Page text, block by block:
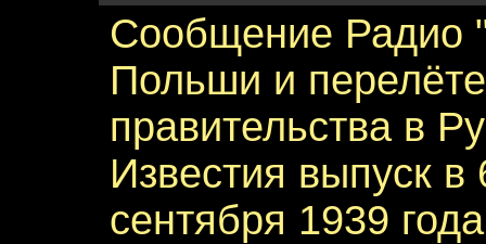
Сообщение Радио
Польши и
правительства в
Известия выпуск в
сентября 1939